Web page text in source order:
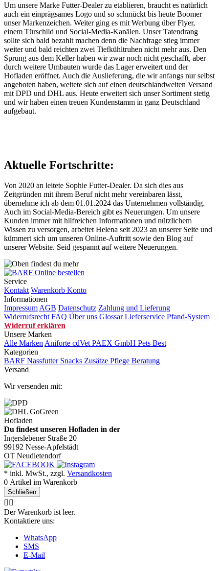
Um unsere Marke Futter-Dealer zu etablieren, braucht es natürlich
auch ein einprägsames Logo und so schmückt bis heute Boomer
unser Markenzeichen. Weiter ging es mit Werbung über Flyer,
einem Türschild und Social-Media-Kanälen. Unser Tatendrang
sollte sich bald bezahlt machen denn die Nachfrage stieg immer
weiter und bald reichten zwei Tiefkühltruhen nicht mehr aus. Den
Sprung aus dem Keller haben wir zwar noch nicht geschafft, aber
durch weitere Umbauten wurde das Lager erweitert und der
Hofladen eröffnet. Auch die Auslieferung, die wir anfangs nur selbst
angeboten haben, weitete sich auf einen deutschlandweiten Versand
mit DPD und DHL aus. Heute erweitert sich unser Sortiment stetig
und wir haben einen treuen Kundenstamm in ganz Deutschland
aufgebaut.
Aktuelle Fortschritte:
Von 2020 an leitete Sophie Futter-Dealer. Da sich dies aus
Zeitgründen mit ihrem Beruf nicht mehr vereinbaren lässt,
übernehme ich ab dem 01.01.2024 das Unternehmen vollständig.
Auch im Social-Media-Bereich gibt es Neuerungen. Um unsere
Kunden immer mit hilfreichen Informationen und nützlichem
Wissen zu versorgen, arbeitet Helena seit 2023 an unserer Seite und
kümmert sich um unseren Online-Auftritt sowie den Blog auf
unserer Website. Seid gespannt auf weitere Neuerungen.
Service
Kontakt Warenkorb Konto
Informationen
ImpressumAGB Datenschutz Zahlung und Lieferung
Widerrufsrecht FAQ Über uns Glossar Lieferservice Pfand-System
Widerruf erklären
Unsere Marken
Alle MarkenAniforte cdVetPAEX GmbH Pets Best
Kategorien
BARF Nassfutter Snacks Zusätze Pflege Beratung
Versand
Wir versenden mit:
Hofladen
Du findest unseren Hofladen in der
Ingerslebener Straße 20
99192 Nesse-Apfelstädt
OT Neudietendorf
* inkl. MwSt., zzgl. Versandkosten
0 Artikel im Warenkorb
Schließen
🤷‍♂️
Der Warenkorb ist leer.
Kontaktiere uns:
WhatsApp
SMS
E-Mail